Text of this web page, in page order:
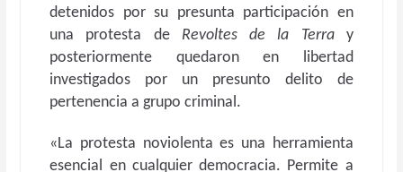
detenidos por su presunta participación en
una protesta de Revoltes de la Terray
posteriormente quedaron en libertad
investigados por un presunto delito de
pertenencia a grupo criminal.
«La protesta noviolenta es una herramienta
esencial en cualquier democracia. Permite a